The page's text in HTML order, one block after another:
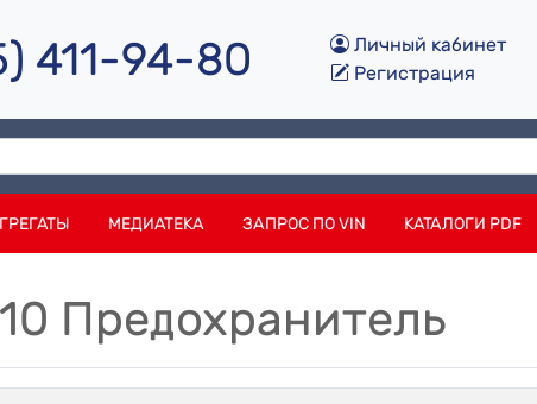
411-94-80
Личный кабинет
Регистрация
МЕДИАТЕКА ЗАПРОС ПО VIN КАТАЛОГИ PDF
Предохранитель